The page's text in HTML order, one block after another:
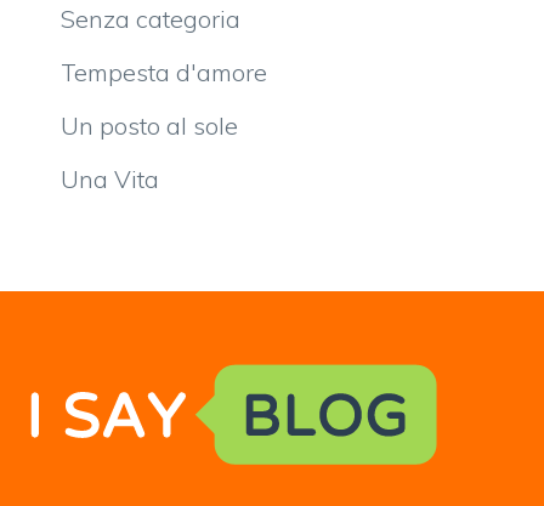
Senza categoria
Tempesta d'amore
Un posto al sole
Una Vita